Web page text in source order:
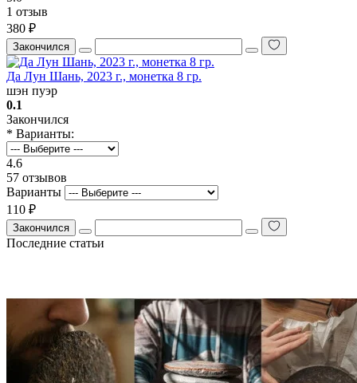
1 отзыв
380 ₽
Закончился
Да Лун Шань, 2023 г., монетка 8 гр.
шэн пуэр
0.1
Закончился
* Варианты:
4.6
57 отзывов
Варианты
110 ₽
Закончился
Последние статьи